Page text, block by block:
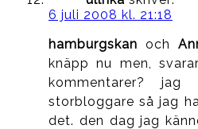
6 juli 2008 kl. 21:18
hamburgskan och
knäpp nu men,
kommentarer?
storbloggare så jag
det. den dag jag